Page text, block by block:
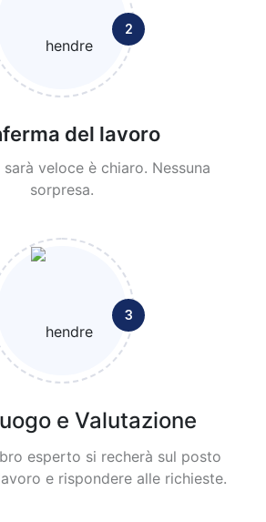
2
del lavoro
veloce è chiaro. Nessuna
sorpresa.
3
e Valutazione
esperto si recherà sul posto
e rispondere alle richieste.